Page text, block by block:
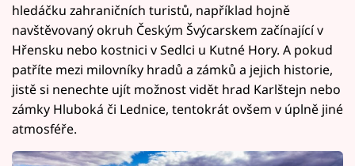
hledáčku zahraničních turistů, například hojně
navštěvovaný okruh Českým Švýcarskem začínající v
Hřensku nebo kostnici v Sedlci u Kutné Hory. A pokud
patříte mezi milovníky hradů a zámků a jejich historie,
jistě si nenechte ujít možnost vidět hrad Karlštejn nebo
zámky Hluboká či Lednice, tentokrát ovšem v úplně jiné
atmosféře.